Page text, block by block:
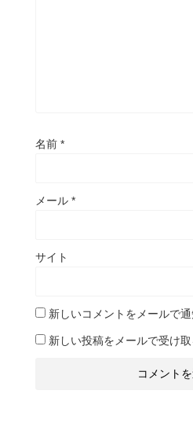
名前 *
メール *
サイト
新しいコメントをメールで通
新しい投稿をメールで受け取